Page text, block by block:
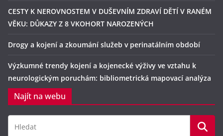
CESTY K NEROVNOSTEM V DUŠEVNÍM ZDRAVÍ DĚTÍ V RANÉM
VĚKU: DŮKAZY Z 8 VKOHORT NAROZENÝCH
Drogy a kojení a zkoumání služeb v perinatálním období
Výzkumné trendy kojení a kojenecké výživy ve vztahu k
neurologickým poruchám: bibliometrická mapovací analýza
Najít na webu